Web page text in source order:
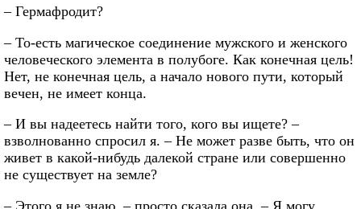
– Гермафродит?
– То-есть магическое соединение мужского и женского
человеческого элемента в полубоге. Как конечная цель!
Нет, не конечная цель, а начало нового пути, который
вечен, не имеет конца.
– И вы надеетесь найти того, кого вы ищете? –
взволнованно спросил я. – Не может разве быть, что он
живет в какой-нибудь далекой стране или совершенно
не существует на земле?
– Этого я не знаю, – просто сказала она. – Я могу